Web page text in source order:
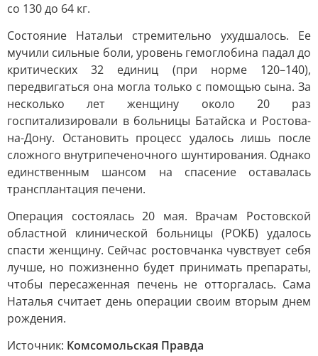
со 130 до 64 кг.
Состояние Натальи стремительно ухудшалось. Ее
мучили сильные боли, уровень гемоглобина падал до
критических 32 единиц (при норме 120–140),
передвигаться она могла только с помощью сына. За
несколько лет женщину около 20 раз
госпитализировали в больницы Батайска и Ростова-
на-Дону. Остановить процесс удалось лишь после
сложного внутрипеченочного шунтирования. Однако
единственным шансом на спасение оставалась
трансплантация печени.
Операция состоялась 20 мая. Врачам Ростовской
областной клинической больницы (РОКБ) удалось
спасти женщину. Сейчас ростовчанка чувствует себя
лучше, но пожизненно будет принимать препараты,
чтобы пересаженная печень не отторгалась. Сама
Наталья считает день операции своим вторым днем
рождения.
Источник: Комсомольская Правда